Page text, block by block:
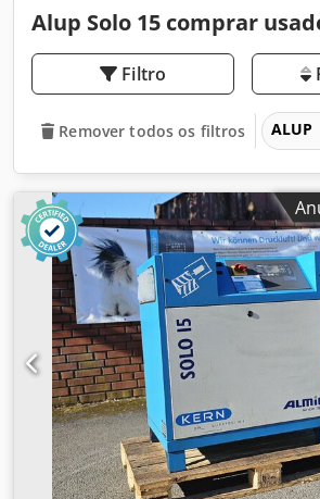
Alup Solo 15 comprar
Filtro
Remover todos os filtros ALUP